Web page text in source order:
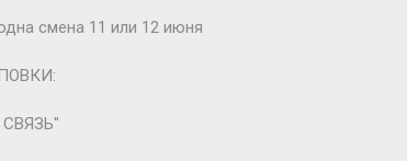
смена 11 или 12 июня